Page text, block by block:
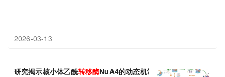
2026-03-13
研究揭示核小体乙酰转移酶NuA4的动态机制